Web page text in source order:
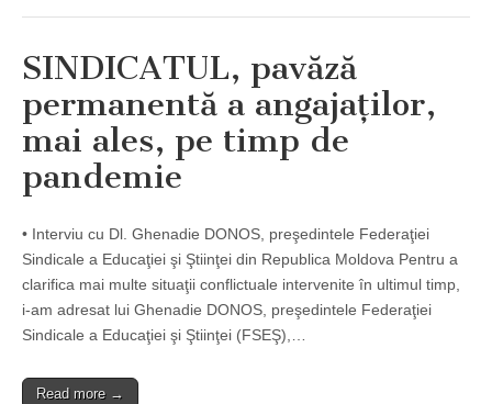
SINDICATUL, pavăză
permanentă a angajaţilor,
mai ales, pe timp de
pandemie
• Interviu cu Dl. Ghenadie DONOS, preşedintele Federaţiei
Sindicale a Educaţiei şi Ştiinţei din Republica Moldova Pentru a
clarifica mai multe situaţii conflictuale intervenite în ultimul timp,
i-am adresat lui Ghenadie DONOS, preşedintele Federaţiei
Sindicale a Educaţiei şi Ştiinţei (FSEŞ),…
Read more →